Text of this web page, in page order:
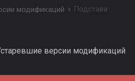
модификаций Подстава
версии модификаций